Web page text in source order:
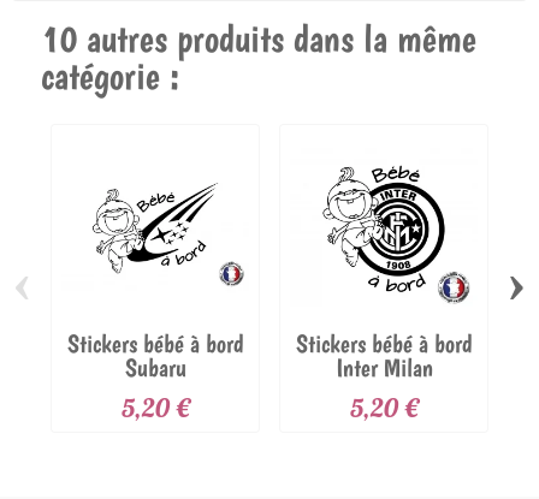
10 autres produits dans la même
catégorie :
Stickers bébé à bord
Subaru
5,20 €
Stickers bébé à bord
Inter Milan
5,20 €
‹ ›